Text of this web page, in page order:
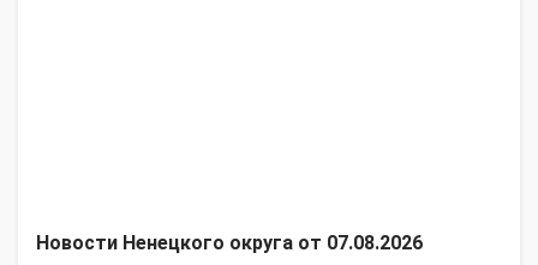
Новости Ненецкого округа от 07.08.2026